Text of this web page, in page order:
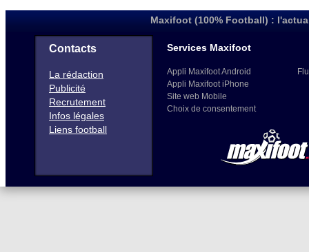
Maxifoot (100% Football) :
Contacts
La rédaction
Publicité
Recrutement
Infos légales
Liens football
Services Maxifoot
Appli Maxifoot Android
Appli Maxifoot iPhone
Site web Mobile
Choix de consentement